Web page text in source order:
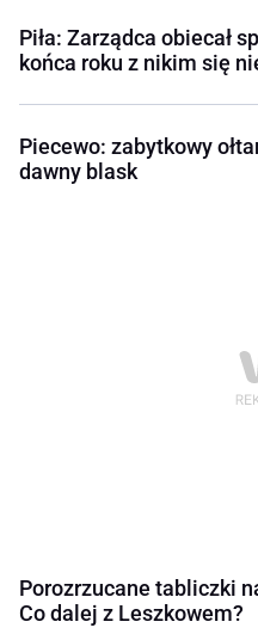
Piła: Zarządca obiecał
końca roku z nikim się
Piecewo: zabytkowy
dawny blask
Porozrzucane tabliczki
Co dalej z Leszkowem?